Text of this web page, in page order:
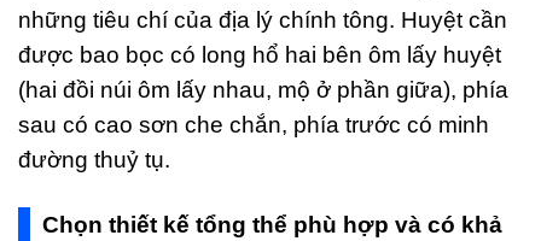
những tiêu chí của địa lý chính tông. Huyệt cần
được bao bọc có long hổ hai bên ôm lấy huyệt
(hai đồi núi ôm lấy nhau, mộ ở phần giữa), phía
sau có cao sơn che chắn, phía trước có minh
đường thuỷ tụ.
Chọn thiết kế tổng thể phù hợp và có khả